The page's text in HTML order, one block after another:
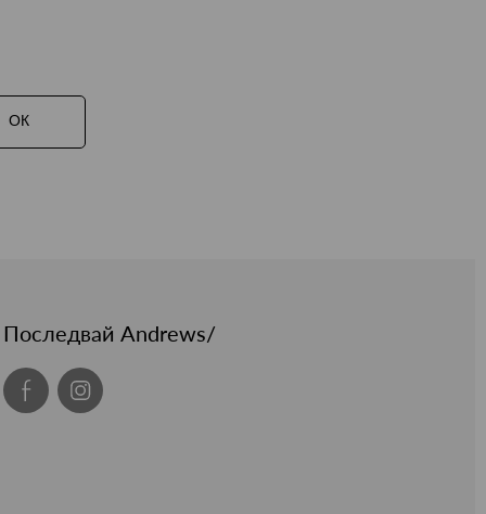
ОК
Последвай Andrews/